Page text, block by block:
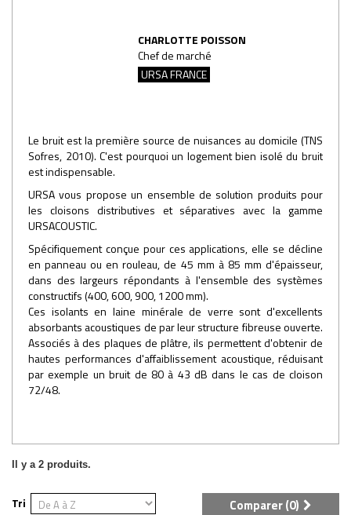
CHARLOTTE POISSON
Chef de marché
URSA FRANCE
Le bruit est la première source de nuisances au domicile (TNS
Sofres, 2010). C'est pourquoi un logement bien isolé du bruit
est indispensable.
URSA vous propose un ensemble de solution produits pour
les cloisons distributives et séparatives avec la gamme
URSACOUSTIC.
Spécifiquement conçue pour ces applications, elle se décline
en panneau ou en rouleau, de 45 mm à 85 mm d'épaisseur,
dans des largeurs répondants à l'ensemble des systèmes
constructifs (400, 600, 900, 1200 mm).
Ces isolants en laine minérale de verre sont d'excellents
absorbants acoustiques de par leur structure fibreuse ouverte.
Associés à des plaques de plâtre, ils permettent d'obtenir de
hautes performances d'affaiblissement acoustique, réduisant
par exemple un bruit de 80 à 43 dB dans le cas de cloison
72/48.
Il y a 2 produits.
Tri Comparer (0)